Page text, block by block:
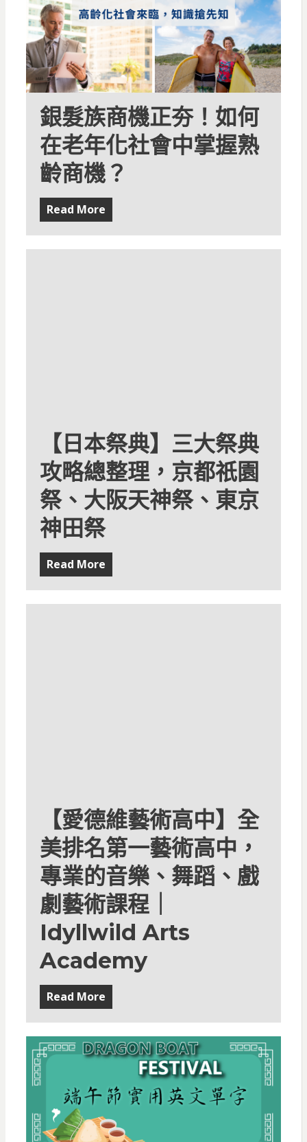
銀髮族商機正夯！如何
在老年化社會中掌握熟
齡商機？
Read More
【日本祭典】三大祭典
攻略總整理，京都祇園
祭、大阪天神祭、東京
神田祭
Read More
【愛德維藝術高中】全
美排名第一藝術高中，
專業的音樂、舞蹈、戲
劇藝術課程｜
Idyllwild Arts
Academy
Read More